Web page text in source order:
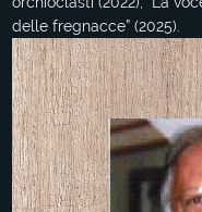
delle fregnacce” (2025).